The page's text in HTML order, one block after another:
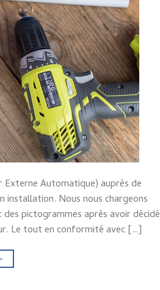
Automatique) auprès de
installation. Nous nous chargeons
pictogrammes après avoir décidé
Le tout en conformité avec […]